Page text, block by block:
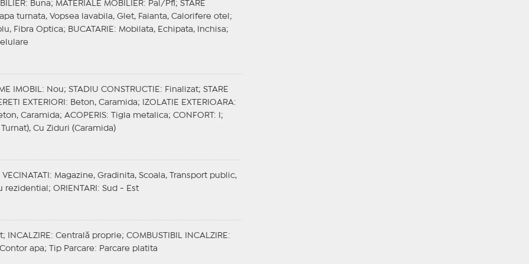
: Buna; MATERIALE MOBILIER: Pal/Pfl; STARE
turnata, Vopsea lavabila, Glet, Faianta, Calorifere otel;
Fibra Optica; BUCATARIE : Mobilata, Echipata, Inchisa;
IMOBIL : Nou; STADIU CONSTRUCTIE : Finalizat; STARE
EXTERIORI : Beton, Caramida; IZOLATIE EXTERIOARA:
Caramida; ACOPERIS: Tigla metalica; CONFORT
: I;
Cu Ziduri (Caramida)
VECINATATI
: Magazine, Gradinita, Scoala, Transport public,
rezidential; ORIENTARI : Sud - Est
INCALZIRE : Centrală proprie; COMBUSTIBIL INCALZIRE :
apa;
Tip Parcare: Parcare platita